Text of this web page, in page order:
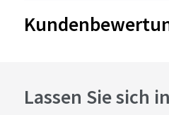
Lassen Sie sich